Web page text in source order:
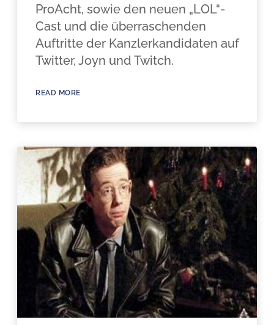
ProAcht, sowie den neuen „LOL“-
Cast und die überraschenden
Auftritte der Kanzlerkandidaten auf
Twitter, Joyn und Twitch.
READ MORE